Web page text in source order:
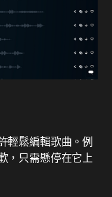
輕鬆編輯歌曲。例
，只需懸停在它上